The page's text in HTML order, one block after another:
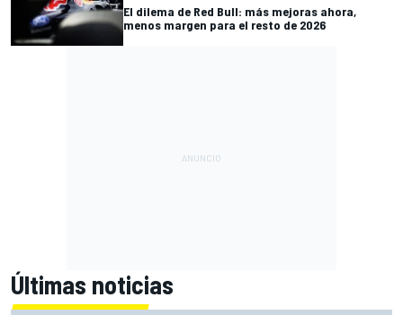
El dilema de Red Bull: más mejoras ahora,
menos margen para el resto de 2026
Últimas noticias